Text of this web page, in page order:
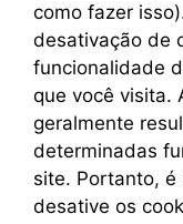
como fazer
desativação de
funcionalidade
que você visita.
geralmente
determinadas
site. Portanto, é
desative os